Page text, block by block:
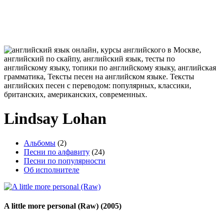
Lindsay Lohan
Альбомы (2)
Песни по алфавиту (24)
Песни по популярности
Об исполнителе
A little more personal (Raw) (2005)